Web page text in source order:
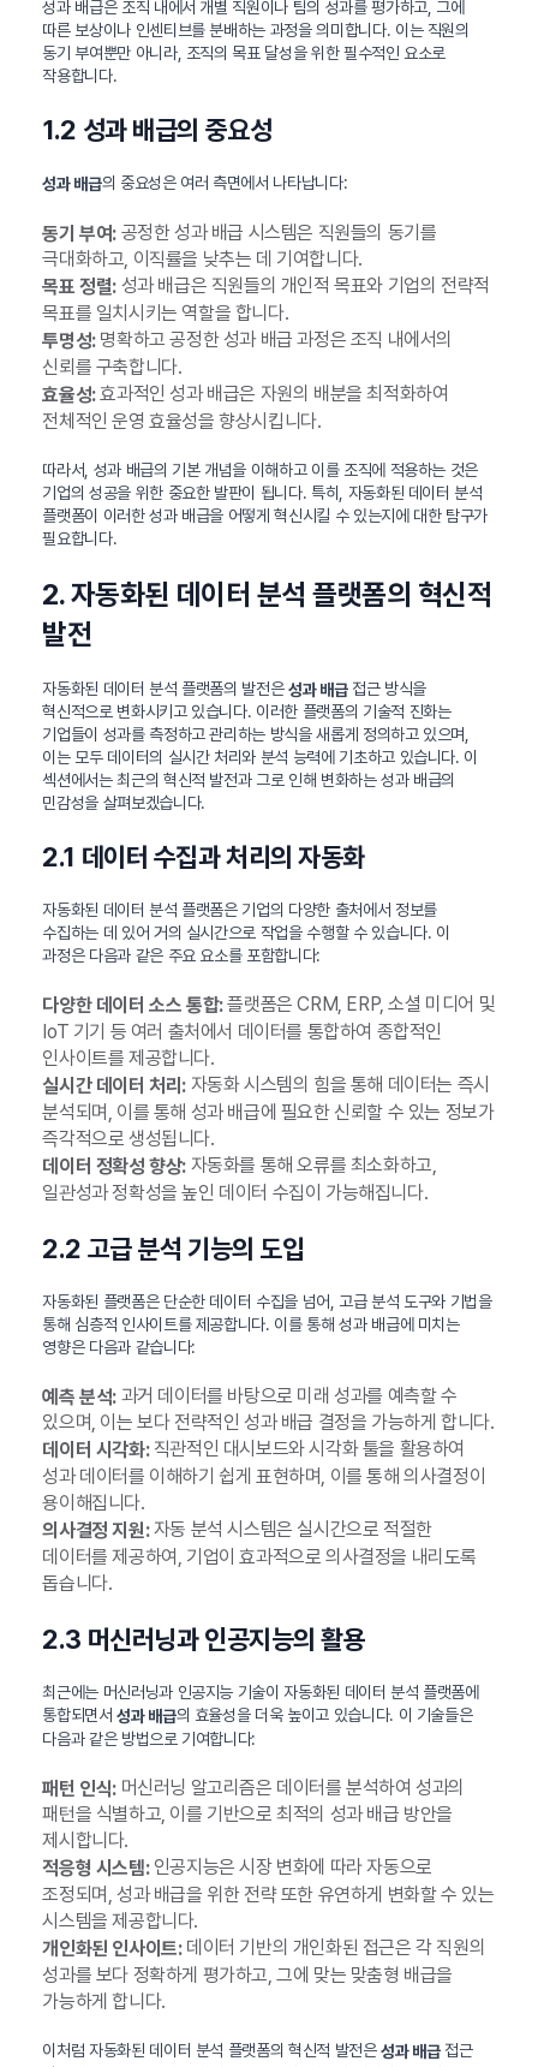
성과 배급은 조직 내에서 개별 직원이나 팀의 성과를 평가하고, 그에
따른 보상이나 인센티브를 분배하는 과정을 의미합니다. 이는 직원의
동기 부여뿐만 아니라, 조직의 목표 달성을 위한 필수적인 요소로
작용합니다.
1.2 성과 배급의 중요성
성과 배급의 중요성은 여러 측면에서 나타납니다:
동기 부여:공정한 성과 배급 시스템은 직원들의 동기를
극대화하고, 이직률을 낮추는 데 기여합니다.
목표 정렬:성과 배급은 직원들의 개인적 목표와 기업의 전략적
목표를 일치시키는 역할을 합니다.
투명성:명확하고 공정한 성과 배급 과정은 조직 내에서의
신뢰를 구축합니다.
효율성:효과적인 성과 배급은 자원의 배분을 최적화하여
전체적인 운영 효율성을 향상시킵니다.
따라서, 성과 배급의 기본 개념을 이해하고 이를 조직에 적용하는 것은
기업의 성공을 위한 중요한 발판이 됩니다. 특히, 자동화된 데이터 분석
플랫폼이 이러한 성과 배급을 어떻게 혁신시킬 수 있는지에 대한 탐구가
필요합니다.
2. 자동화된 데이터 분석 플랫폼의 혁신적
발전
자동화된 데이터 분석 플랫폼의 발전은성과 배급접근 방식을
혁신적으로 변화시키고 있습니다. 이러한 플랫폼의 기술적 진화는
기업들이 성과를 측정하고 관리하는 방식을 새롭게 정의하고 있으며,
이는 모두 데이터의 실시간 처리와 분석 능력에 기초하고 있습니다. 이
섹션에서는 최근의 혁신적 발전과 그로 인해 변화하는 성과 배급의
민감성을 살펴보겠습니다.
2.1 데이터 수집과 처리의 자동화
자동화된 데이터 분석 플랫폼은 기업의 다양한 출처에서 정보를
수집하는 데 있어 거의 실시간으로 작업을 수행할 수 있습니다. 이
과정은 다음과 같은 주요 요소를 포함합니다:
다양한 데이터 소스 통합:플랫폼은 CRM, ERP, 소셜 미디어 및
IoT 기기 등 여러 출처에서 데이터를 통합하여 종합적인
인사이트를 제공합니다.
실시간 데이터 처리:자동화 시스템의 힘을 통해 데이터는 즉시
분석되며, 이를 통해 성과 배급에 필요한 신뢰할 수 있는 정보가
즉각적으로 생성됩니다.
데이터 정확성 향상:자동화를 통해 오류를 최소화하고,
일관성과 정확성을 높인 데이터 수집이 가능해집니다.
2.2 고급 분석 기능의 도입
자동화된 플랫폼은 단순한 데이터 수집을 넘어, 고급 분석 도구와 기법을
통해 심층적 인사이트를 제공합니다. 이를 통해 성과 배급에 미치는
영향은 다음과 같습니다:
예측 분석:과거 데이터를 바탕으로 미래 성과를 예측할 수
있으며, 이는 보다 전략적인 성과 배급 결정을 가능하게 합니다.
데이터 시각화:직관적인 대시보드와 시각화 툴을 활용하여
성과 데이터를 이해하기 쉽게 표현하며, 이를 통해 의사결정이
용이해집니다.
의사결정 지원:자동 분석 시스템은 실시간으로 적절한
데이터를 제공하여, 기업이 효과적으로 의사결정을 내리도록
돕습니다.
2.3 머신러닝과 인공지능의 활용
최근에는 머신러닝과 인공지능 기술이 자동화된 데이터 분석 플랫폼에
통합되면서성과 배급의 효율성을 더욱 높이고 있습니다. 이 기술들은
다음과 같은 방법으로 기여합니다:
패턴 인식:머신러닝 알고리즘은 데이터를 분석하여 성과의
패턴을 식별하고, 이를 기반으로 최적의 성과 배급 방안을
제시합니다.
적응형 시스템:인공지능은 시장 변화에 따라 자동으로
조정되며, 성과 배급을 위한 전략 또한 유연하게 변화할 수 있는
시스템을 제공합니다.
개인화된 인사이트:데이터 기반의 개인화된 접근은 각 직원의
성과를 보다 정확하게 평가하고, 그에 맞는 맞춤형 배급을
가능하게 합니다.
이처럼 자동화된 데이터 분석 플랫폼의 혁신적 발전은성과 배급접근